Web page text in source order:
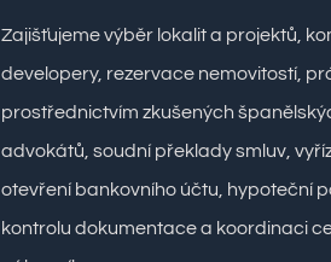
Zajišťujeme výběr lokalit a projektů,
developery, rezervace nemovitostí,
prostřednictvím zkušených
advokátů, soudní překlady smluv,
otevření bankovního účtu, hypoteční
kontrolu dokumentace a koordinaci